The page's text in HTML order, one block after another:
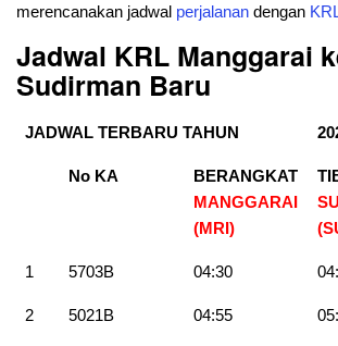
merencanakan jadwal perjalanan dengan
Jadwal KRL Manggarai
Sudirman Baru
JADWAL TERBARU TAHUN
No KA
BERANGKAT
MANGGARAI
(MRI)
1 5703B 04:30
2 5021B 04:55